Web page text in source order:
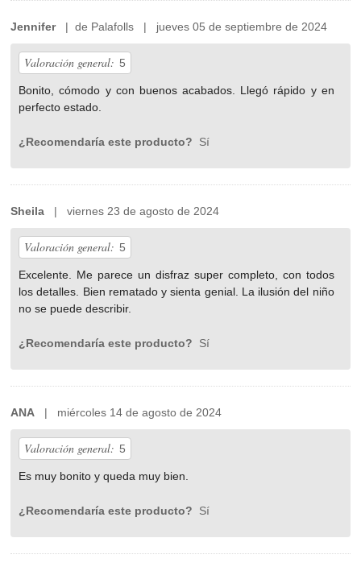
Jennifer| de Palafolls | jueves 05 de septiembre de 2024
Valoración general: 5
Bonito, cómodo y con buenos acabados. Llegó rápido y en
perfecto estado.
¿Recomendaría este producto? Sí
Sheila | viernes 23 de agosto de 2024
Valoración general: 5
Excelente. Me parece un disfraz super completo, con todos
los detalles. Bien rematado y sienta genial. La ilusión del niño
no se puede describir.
¿Recomendaría este producto? Sí
ANA | miércoles 14 de agosto de 2024
Valoración general: 5
Es muy bonito y queda muy bien.
¿Recomendaría este producto? Sí